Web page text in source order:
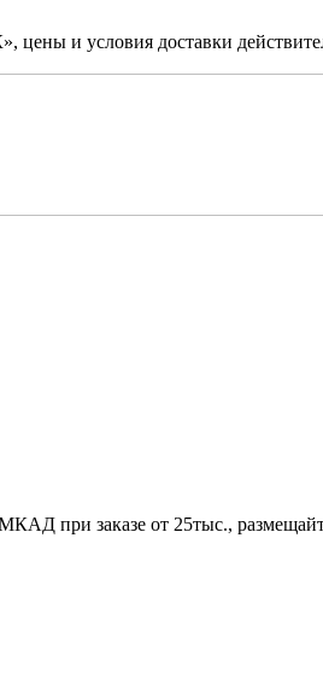
и условия доставки
при заказе от 25тыс.,